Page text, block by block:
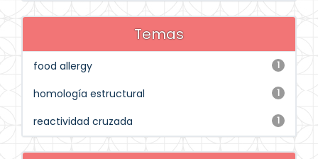
Temas
1
food allergy
1
homología estructural
1
reactividad cruzada